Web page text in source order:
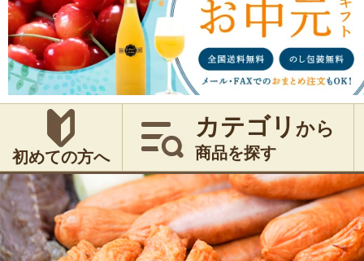
初めての方へ
カテゴリ から
商品を探す